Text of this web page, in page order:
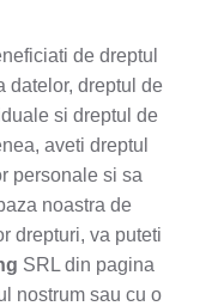
de dreptul
datelor, dreptul de
si dreptul de
aveti dreptul
personale si sa
noastra de
drepturi, va puteti
SRL din pagina
nostrum sau cu o